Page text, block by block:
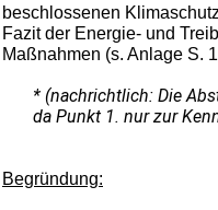
beschlossenen
Fazit der Energie- und
Maßnahmen (s. Anlage S.
* (nachrichtlich: Die
da Punkt 1. nur zur
Begründung: